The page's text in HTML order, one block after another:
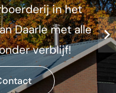
in het
Daarle met alle
verblijf!